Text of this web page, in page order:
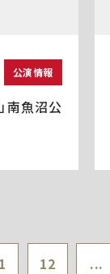
公演情報
南魚沼公
12 ...